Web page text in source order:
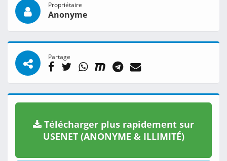
Propriétaire
Anonyme
Partage
Télécharger plus rapidement sur
USENET (ANONYME & ILLIMITÉ)